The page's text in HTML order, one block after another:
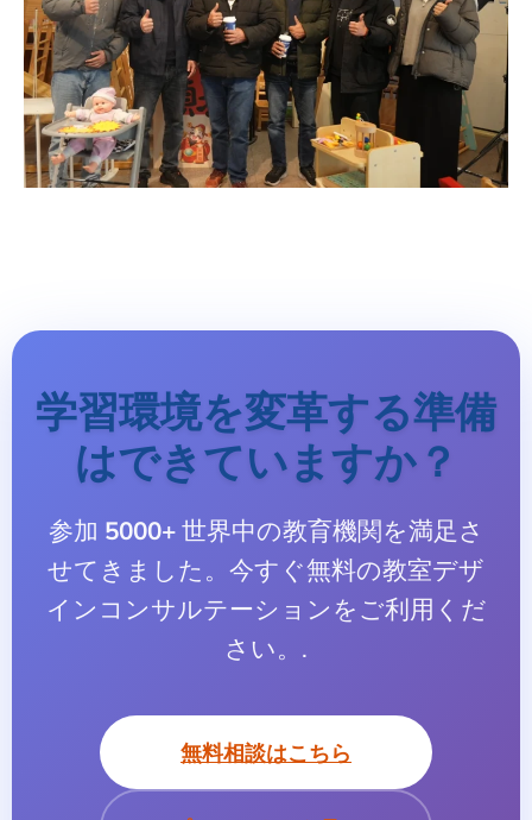
学習環境を変革する準備
はできていますか？
参加 5000+世界中の教育機関を満足さ
せてきました。今すぐ無料の教室デザ
インコンサルテーションをご利用くだ
さい。.
無料相談はこちら